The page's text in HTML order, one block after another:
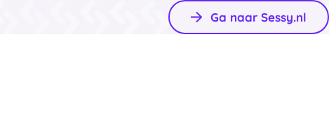
Ga naar Sessy.nl